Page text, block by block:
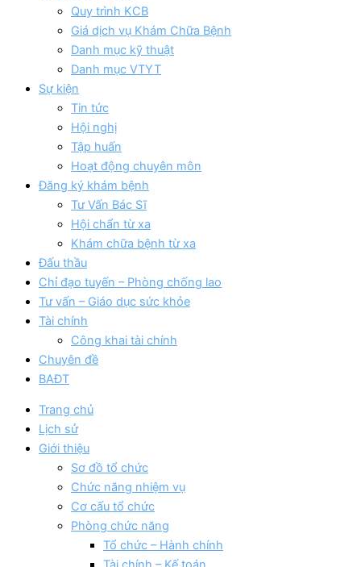
Quy trình KCB
Giá dịch vụ Khám Chữa Bệnh
Danh mục kỹ thuật
Danh mục VTYT
Sự kiện
Tin tức
Hội nghị
Tập huấn
Hoạt động chuyên môn
Đăng ký khám bệnh
Tư Vấn Bác Sĩ
Hội chẩn từ xa
Khám chữa bệnh từ xa
Đấu thầu
Chỉ đạo tuyến – Phòng chống lao
Tư vấn – Giáo dục sức khỏe
Tài chính
Công khai tài chính
Chuyên đề
BAĐT
Trang chủ
Lịch sử
Giới thiệu
Sơ đồ tổ chức
Chức năng nhiệm vụ
Cơ cấu tổ chức
Phòng chức năng
Tổ chức – Hành chính